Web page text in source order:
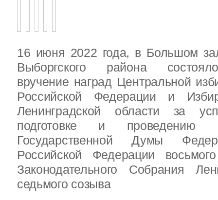
16 июня 2022 года, в Большом
Выборгского района
вручение наград Центральной
Российской Федерации и
Ленинградской области за
подготовке и проведению
Государственной Думы
Российской Федерации
Законодательного Собрания
седьмого созыва